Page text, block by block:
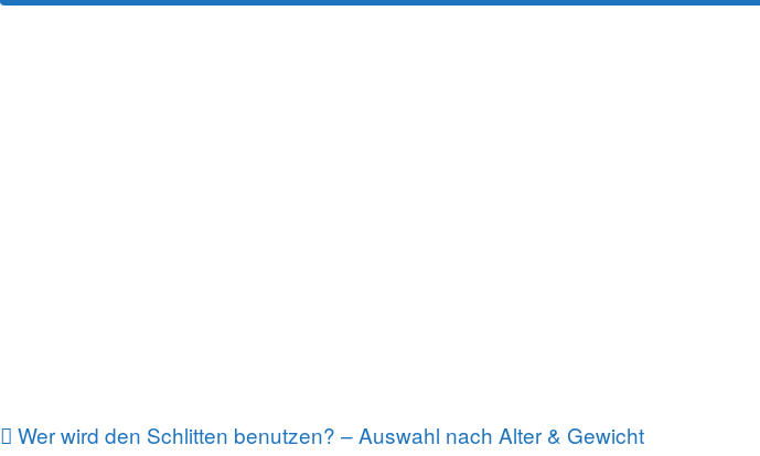
Wer wird den Schlitten benutzen? – Auswahl nach Alter & Gewicht